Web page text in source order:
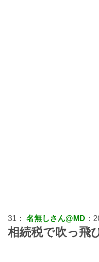
31： 名無しさん@MD ：
相続税で吹っ飛